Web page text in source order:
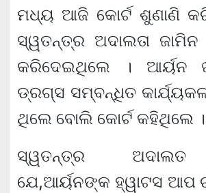
ମଧ୍ୟ ଆଜି କୋର୍ଟ ଶୁଣାଣି
ସ୍ୱତନ୍ତ୍ର ଅଦାଲତା ଜାମିନ
କରିଦେଇଥିଲେ । ଆର୍ୟନ
ଡ୍ରଗ୍ସ ସମ୍ବନ୍ଧିତ
ଥିଲେ ବୋଲି କୋର୍ଟ କହିଥିଲେ ।
ସ୍ୱତନ୍ତ୍ର
ଯେ,ଆର୍ୟନଙ୍କ ହ୍ୱାଟସ ଆପ